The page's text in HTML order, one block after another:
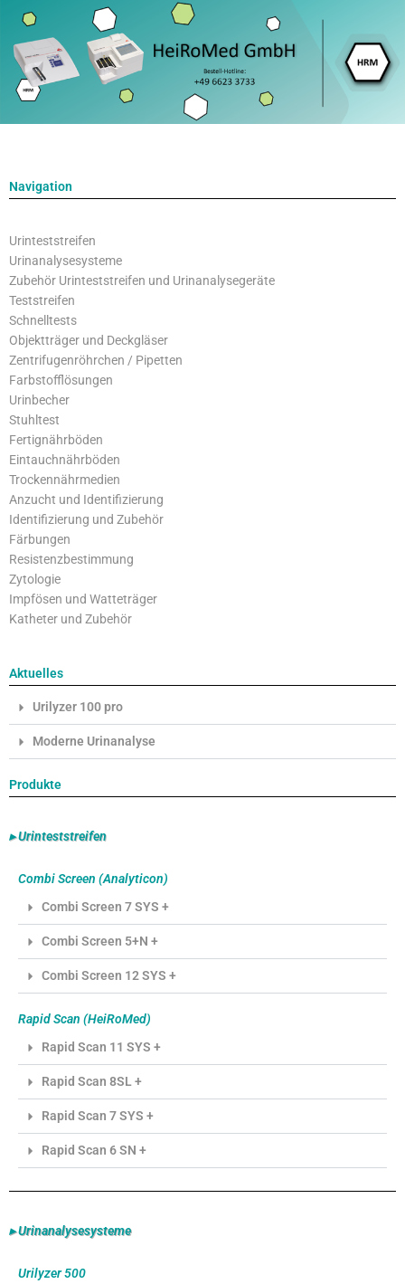
Inhalt
springen
Navigation
Urinteststreifen
Urinanalysesysteme
Zubehör Urinteststreifen und Urinanalysegeräte
Teststreifen
Schnelltests
Objektträger und Deckgläser
Zentrifugenröhrchen / Pipetten
Farbstofflösungen
Urinbecher
Stuhltest
Fertignährböden
Eintauchnährböden
Trockennährmedien
Anzucht und Identifizierung
Identifizierung und Zubehör
Färbungen
Resistenzbestimmung
Zytologie
Impfösen und Watteträger
Katheter und Zubehör
Aktuelles
Urilyzer 100 pro
Moderne Urinanalyse
Produkte
▸ Urinteststreifen
Combi Screen (Analyticon)
Combi Screen 7 SYS +
Combi Screen 5+N +
Combi Screen 12 SYS +
Rapid Scan (HeiRoMed)
Rapid Scan 11 SYS +
Rapid Scan 8SL +
Rapid Scan 7 SYS +
Rapid Scan 6 SN +
▸ Urinanalysesysteme
Urilyzer 500